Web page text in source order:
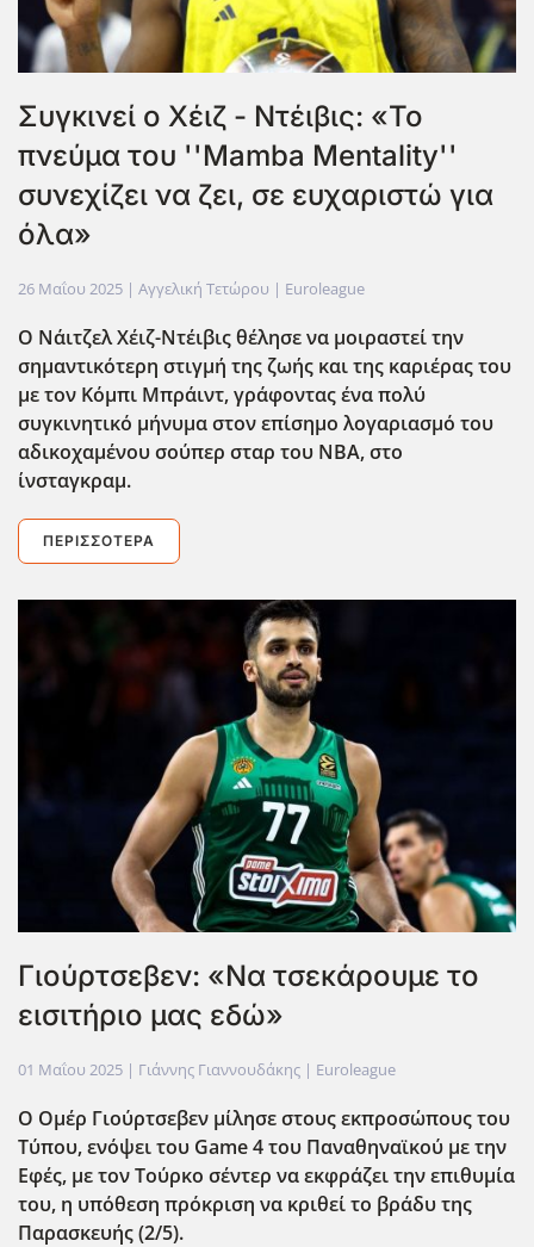
Συγκινεί ο Χέιζ - Ντέιβις: «Το
πνεύμα του ''Mamba Mentality''
συνεχίζει να ζει, σε ευχαριστώ για
όλα»
26 Μαΐου 2025 | Αγγελική Τετώρου | Euroleague
Ο Νάιτζελ Χέιζ-Ντέιβις θέλησε να μοιραστεί την
σημαντικότερη στιγμή της ζωής και της καριέρας του
με τον Κόμπι Μπράιντ, γράφοντας ένα πολύ
συγκινητικό μήνυμα στον επίσημο λογαριασμό του
αδικοχαμένου σούπερ σταρ του ΝΒΑ,στο
ίνσταγκραμ.
ΠΕΡΙΣΣΌΤΕΡΑ
Γιούρτσεβεν: «Να τσεκάρουμε το
εισιτήριο μας εδώ»
01 Μαΐου 2025 | Γιάννης Γιαννουδάκης | Euroleague
Ο Ομέρ Γιούρτσεβεν μίλησε στους εκπροσώπους του
Τύπου, ενόψει του Game4 του Παναθηναϊκού με την
Εφές, με τον Τούρκο σέντερ να εκφράζει την επιθυμία
του, η υπόθεση πρόκριση να κριθεί το βράδυ της
Παρασκευής (2/5).